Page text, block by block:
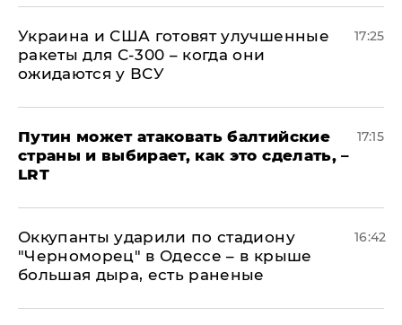
Украина и США готовят улучшенные
ракеты для С-300 – когда они
ожидаются у ВСУ
17:25
Путин может атаковать балтийские
страны и выбирает, как это сделать, –
LRT
17:15
Оккупанты ударили по стадиону
"Черноморец" в Одессе – в крыше
большая дыра, есть раненые
16:42